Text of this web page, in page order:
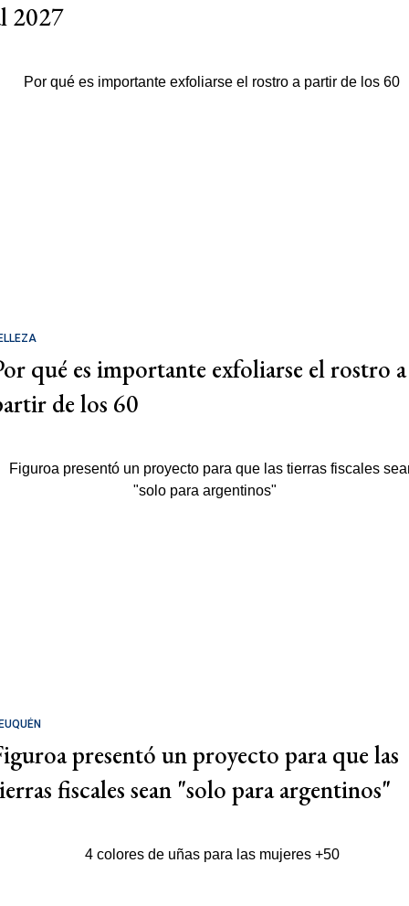
2027
qué es importante exfoliarse el rostro a
de los 60
presentó un proyecto para que las
fiscales sean "solo para argentinos"